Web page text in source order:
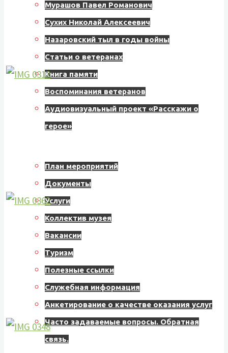
Мурашов Павел Романович
Сухих Николай Алексеевич
Назаровский тыл в годы войны
Статьи о ветеранах
Книга памяти
Воспоминания ветеранов
Аудиовизуальный проект «Расскажи о
герое»
План мероприятий
Документы
Услуги
Коллектив музея
Вакансии
Туризм
Полезные ссылки
Служебная информация
Анкетирование о качестве оказания услуг
Часто задаваемые вопросы. Обратная
связь.